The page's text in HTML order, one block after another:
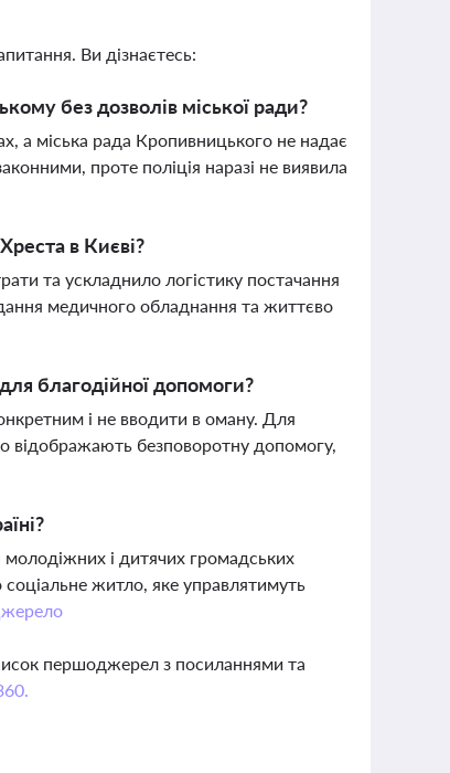
Ви дізнаєтесь:
без дозволів міської ради?
а міська рада Кропивницького не надає
проте поліція наразі не виявила
в Києві?
та ускладнило логістику постачання
медичного обладнання та життєво
благодійної допомоги?
і не вводити в оману. Для
відображають безповоротну допомогу,
і дитячих громадських
соціальне житло, яке управлятимуть
першоджерел з посиланнями та